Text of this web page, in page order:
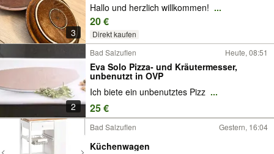
3
Hallo und herzlich willkommen! ...
20 €
Direkt kaufen
2
Bad Salzuflen Heute, 08:51
Eva Solo Pizza- und Kräutermesser,
unbenutzt in OVP
Ich biete ein unbenutztes Pizz ...
25 €
Bad Salzuflen Gestern, 16:04
Küchenwagen